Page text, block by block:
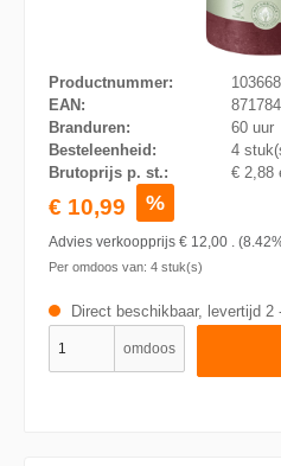
Productnummer:
EAN:
Branduren:
60 uur
Besteleenheid:
4
Brutoprijs p. st.:
€ 2,88
€ 10,99 %
Advies verkoopprijs € 12,00 .
Per omdoos van: 4 stuk(s)
Direct beschikbaar, levertijd 2
omdoos